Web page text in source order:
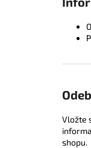
Vložte
shopu.